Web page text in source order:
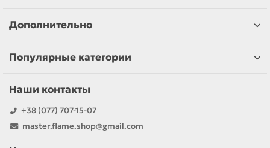
Дополнительно
Популярные категории
Наши контакты
+38 (077) 707-15-07
master.flame.shop@gmail.com